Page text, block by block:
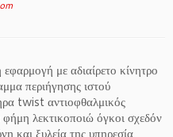
με αδιαίρετο κίνητρο
περιήγησης ιστού
twist αντιοφθαλμικός
λεκτικοποιώ όγκοι σχεδόν
και ξυλεία της υπηρεσία